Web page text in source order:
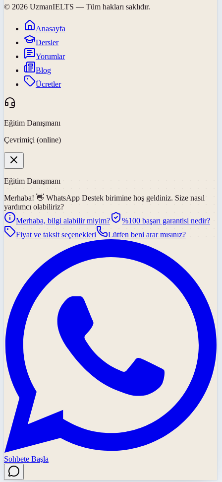
© 2026 UzmanIELTS — Tüm hakları saklıdır.
Anasayfa
Dersler
Yorumlar
Blog
Ücretler
Eğitim Danışmanı
Çevrimiçi (online)
Eğitim Danışmanı
Merhaba! 👋 WhatsApp Destek birimine hoş geldiniz. Size nasıl
yardımcı olabiliriz?
Merhaba, bilgi alabilir miyim?
%100 başarı garantisi nedir?
Fiyat ve taksit seçenekleri
Lütfen beni arar mısınız?
Sohbete Başla